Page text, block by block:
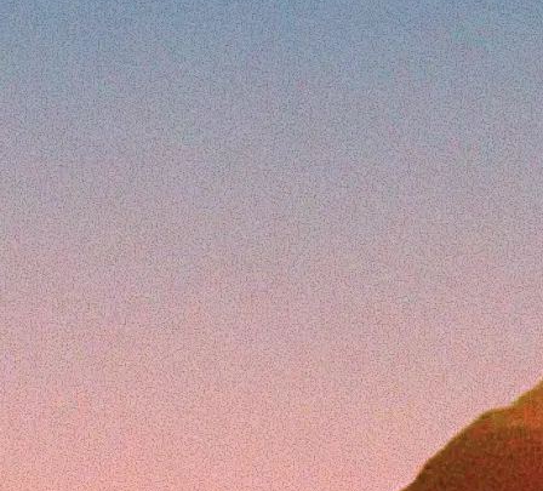
深受世界級團隊每日信賴